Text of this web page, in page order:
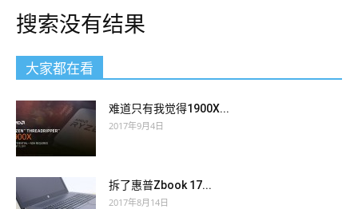
搜索没有结果
大家都在看
难道只有我觉得1900X...
2017年9月4日
拆了惠普Zbook 17...
2017年8月14日